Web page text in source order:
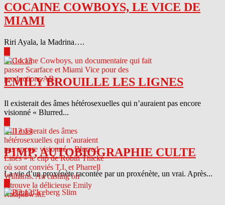
COCAINE COWBOYS, LE VICE DE
MIAMI
Riri Ayala, la Madrina….
04.14.13
EMILY BROUILLE LES LIGNES
Il existerait des âmes hétérosexuelles qui n’auraient pas encore
visionné « Blurred...
04.13.13
PIMP, AUTOBIOGRAPHIE CULTE
La vie d’un proxénète racontée par un proxénète, un vrai. Après...
04.12.13